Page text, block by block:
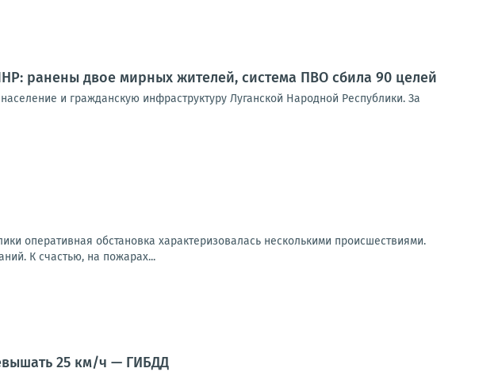
ранены двое мирных жителей, система ПВО сбила 90 целей
и гражданскую инфраструктуру Луганской Народной Республики. За
оперативная обстановка характеризовалась несколькими происшествиями.
К счастью, на пожарах...
25 км/ч — ГИБДД